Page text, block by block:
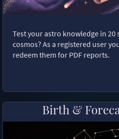
Test your astro knowledge in 20
cosmos? As a registered user
redeem them for PDF reports.
Birth &